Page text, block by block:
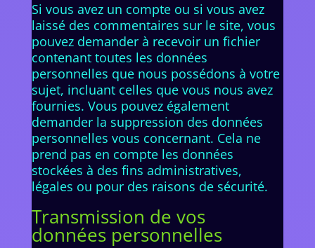
Si vous avez un compte ou si vous avez
laissé des commentaires sur le site, vous
pouvez demander à recevoir un fichier
contenant toutes les données
personnelles que nous possédons à votre
sujet, incluant celles que vous nous avez
fournies. Vous pouvez également
demander la suppression des données
personnelles vous concernant. Cela ne
prend pas en compte les données
stockées à des fins administratives,
légales ou pour des raisons de sécurité.
Transmission de vos
données personnelles